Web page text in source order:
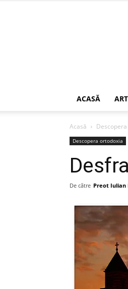
ACASĂ
Acasă
Descopera ortodoxia
De către Preot Iulian